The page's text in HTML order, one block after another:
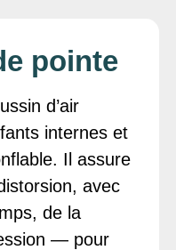
pointe
d’air
internes et
Il assure
avec
de la
— pour